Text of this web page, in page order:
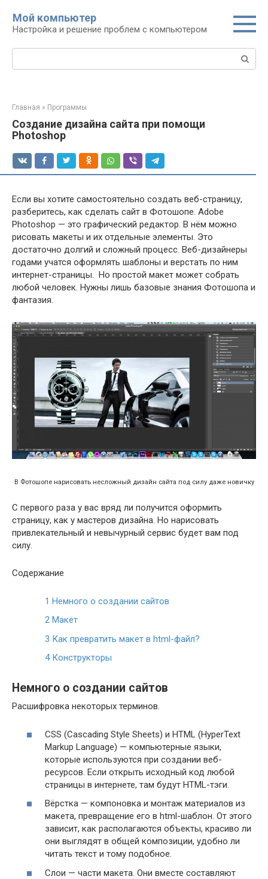
контенту
Мой компьютер
Настройка и решение проблем с компьютером
Поиск:
Главная » Программы
Создание дизайна сайта при помощи
Photoshop
Если вы хотите самостоятельно создать веб-страницу,
разберитесь, как сделать сайт в Фотошопе. Adobe
Photoshop — это графический редактор. В нём можно
рисовать макеты и их отдельные элементы. Это
достаточно долгий и сложный процесс. Веб-дизайнеры
годами учатся оформлять шаблоны и верстать по ним
интернет-страницы. Но простой макет может собрать
любой человек. Нужны лишь базовые знания Фотошопа и
фантазия.
В Фотошопе нарисовать несложный дизайн сайта под силу даже новичку
С первого раза у вас вряд ли получится оформить
страницу, как у мастеров дизайна. Но нарисовать
привлекательный и невычурный сервис будет вам под
силу.
Содержание
1 Немного о создании сайтов
2 Макет
3 Как превратить макет в html-файл?
4Конструкторы
Немного о создании сайтов
Расшифровка некоторых терминов.
CSS (Cascading Style Sheets) и HTML (HyperText
Markup Language) — компьютерные языки,
которые используются при создании веб-
ресурсов. Если открыть исходный код любой
страницы в интернете, там будут HTML-тэги.
Вёрстка — компоновка и монтаж материалов из
макета, превращение его в html-шаблон. От этого
зависит, как располагаются объекты, красиво ли
они выглядят в общей композиции, удобно ли
читать текст и тому подобное.
Слои — части макета. Они вместе составляют